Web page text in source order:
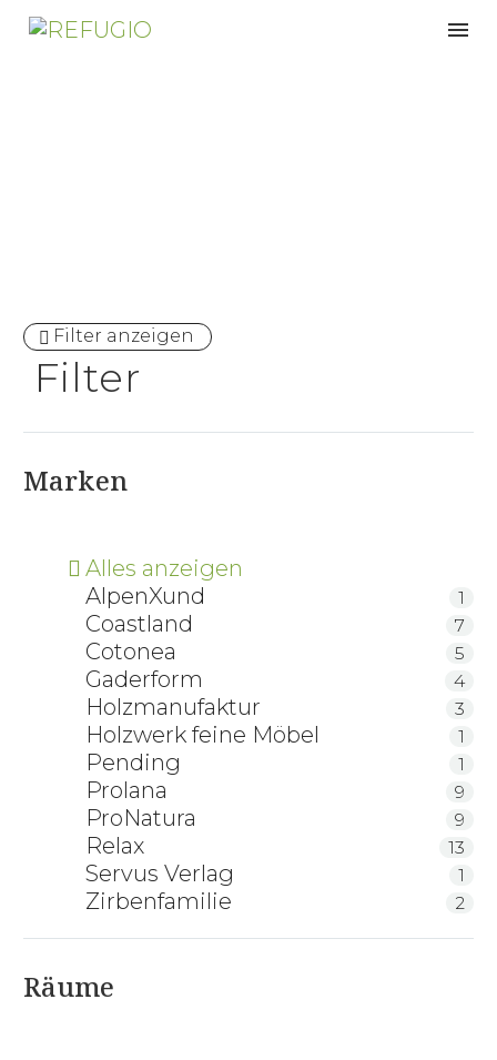
Filter anzeigen
Filter
Marken
Alles anzeigen
AlpenXund
1
Coastland 7
Cotonea 5
Gaderform 4
Holzmanufaktur 3
Holzwerk feine Möbel 1
Pending 1
Prolana 9
ProNatura 9
Relax 13
Servus Verlag 1
Zirbenfamilie 2
Räume